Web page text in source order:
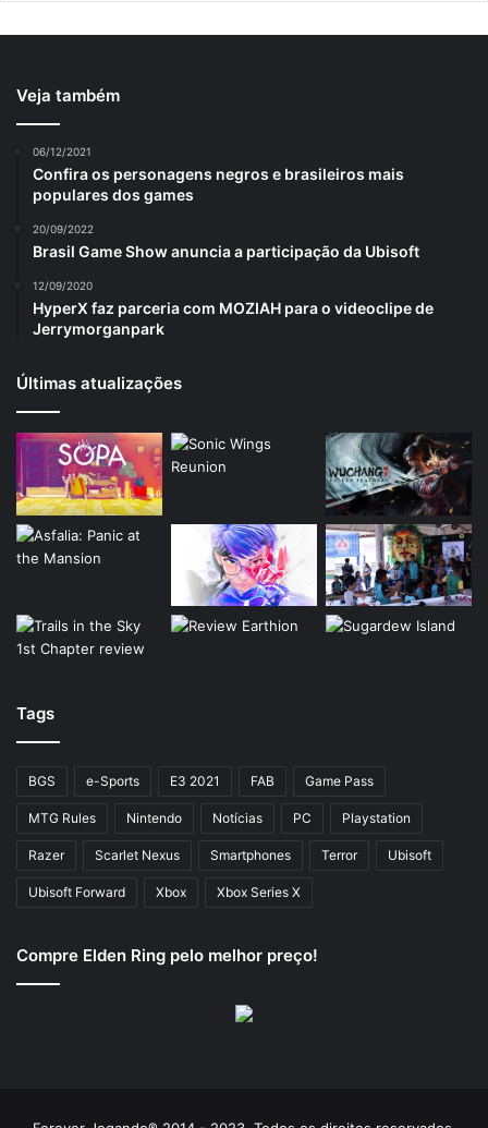
Veja também
06/12/2021
Confira os personagens negros e brasileiros mais
populares dos games
20/09/2022
Brasil Game Show anuncia a participação da Ubisoft
12/09/2020
HyperX faz parceria com MOZIAH para o videoclipe de
Jerrymorganpark
Últimas atualizações
Tags
BGS e-Sports E3 2021 FAB Game Pass
MTG Rules Nintendo Notícias PC Playstation
Razer Scarlet Nexus Smartphones Terror Ubisoft
Ubisoft Forward Xbox Xbox Series X
Compre Elden Ring pelo melhor preço!